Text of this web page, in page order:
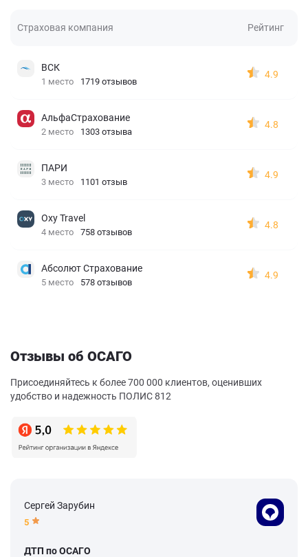
Страховая компания Рейтинг
ВСК
1 место 1719 отзывов
4.9
АльфаСтрахование
2 место 1303 отзыва
4.8
ПАРИ
3 место 1101 отзыв
4.9
Oxy Travel
4 место 758 отзывов
4.8
Абсолют Страхование
5 место 578 отзывов
4.9
Отзывы об ОСАГО
Присоединяйтесь к более 700 000 клиентов, оценивших
удобство и надежность ПОЛИС 812
Сергей Зарубин
5
ДТП по ОСАГО